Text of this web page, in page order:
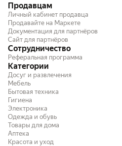
Продавцам
Личный кабинет продавца
Продавайте на Маркете
Документация для партнёров
Сайт для партнёров
Сотрудничество
Реферальная программа
Категории
Досуг и развлечения
Мебель
Бытовая техника
Гигиена
Электроника
Одежда и обувь
Товары для дома
Аптека
Красота и уход